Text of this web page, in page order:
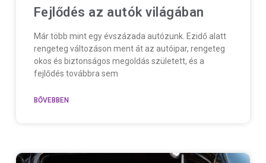
Fejlődés az autók világában
Már több mint egy évszázada autózunk. Ezidő alatt
rengeteg változáson ment át az autóipar, rengeteg
okos és biztonságos megoldás született, és a
fejlődés továbbra sem
BŐVEBBEN